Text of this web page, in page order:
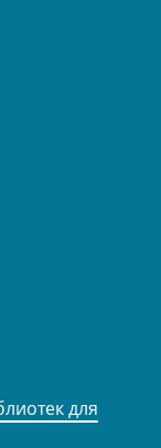
для